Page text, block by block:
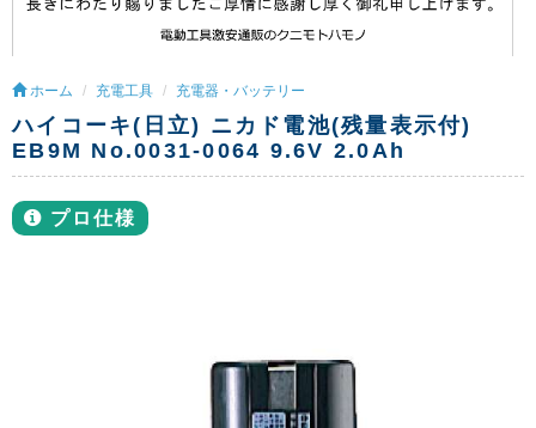
ホーム 充電工具 充電器・バッテリー
ハイコーキ(日立) ニカド電池(残量表示付)
EB9M No.0031-0064 9.6V 2.0Ah
プロ仕様